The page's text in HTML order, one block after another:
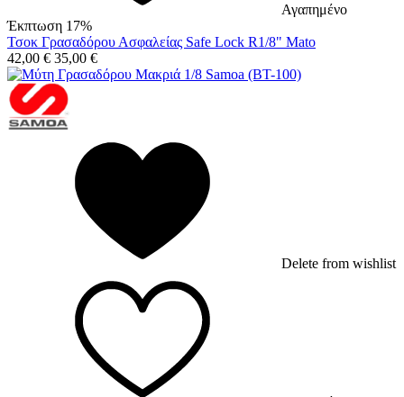
Αγαπημένο
Έκπτωση 17%
Τσοκ Γρασαδόρου Ασφαλείας Safe Lock R1/8" Mato
42,00 € 35,00 €
Delete from wishlist